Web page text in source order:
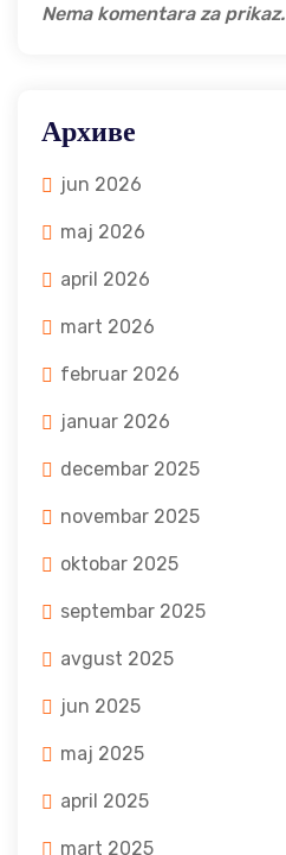
Nema komentara za prikaz.
Архиве
jun 2026
maj 2026
april 2026
mart 2026
februar 2026
januar 2026
decembar 2025
novembar 2025
oktobar 2025
septembar 2025
avgust 2025
jun 2025
maj 2025
april 2025
mart 2025